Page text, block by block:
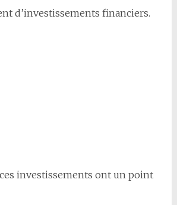
d’investissements financiers.
investissements ont un point